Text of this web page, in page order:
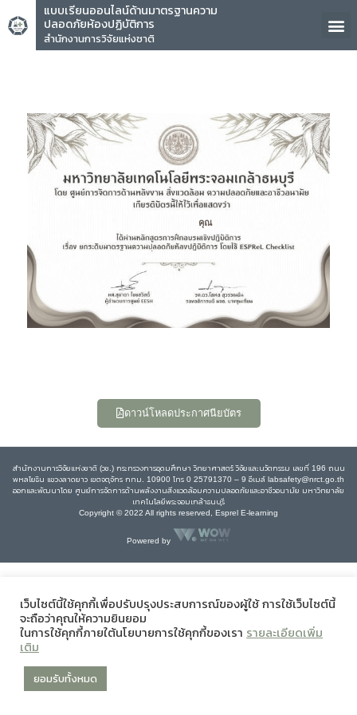
แบบเรียนออนไลน์ด้านมาตรฐานความ
ปลอดภัยห้องปฏิบัติการ
สำนักงานการวิจัยแห่งชาติ
คุณ
ดาวน์โหลดประกาศนียบัตร
สำนักงานการวิจัยแห่งชาติ (วช.) กระทรวงการอุดมศึกษา วิทยาศาสตร์ วิจัยและนวัตกรรม เลขที่ 196 ถนน
พหลโยธิน แขวงลาดยาว เขตจตุจักร กทม. 10900 โทร 0 25791370 – 9 อีเมล์ labsafety@nrct.go.th
ออกและพัฒนาโดย ศูนย์การจัดการด้านพลังงานสิ่งแวดล้อมความปลอดภัยและอาชีวอนามัย มหาวิทยาลัย
เทคโนโลยีพระจอมเกล้าธนบุรี
Copyright © 2022 All rights reserved, Esprel E-learning
Powered by
เว็บไซต์นี้ใช้คุกกี้เพื่อปรับปรุงประสบการณ์ของผู้ใช้ การใช้เว็บไซต์นี้
จะถือว่าคุณให้ความยินยอม
ในการใช้คุกกี้ภายใต้นโยบายการใช้คุกกี้ของเรา รายละเอียดเพิ่ม
เติม
ยอมรับทั้งหมด